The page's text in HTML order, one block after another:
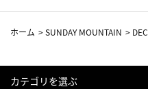
ホーム >SUNDAY MOUNTAIN >
カテゴリを選ぶ